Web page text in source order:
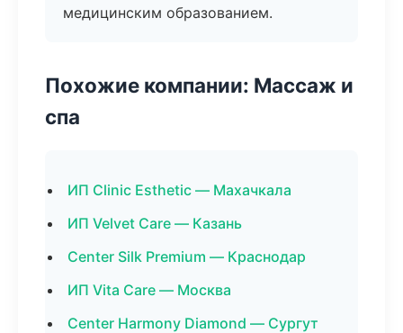
медицинским образованием.
Похожие компании: Массаж и
спа
ИП Clinic Esthetic — Махачкала
ИП Velvet Care — Казань
Center Silk Premium — Краснодар
ИП Vita Care — Москва
Center Harmony Diamond — Сургут